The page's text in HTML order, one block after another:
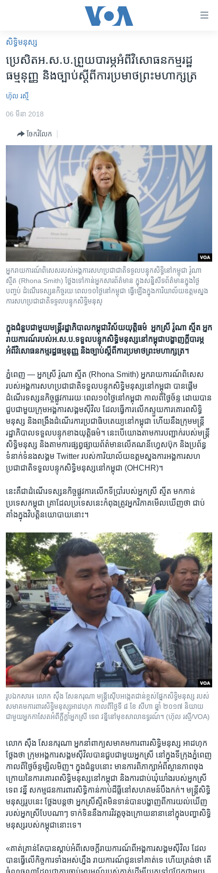
គេហទំព័រ​
ទាក់ទង
រំលង​
និង​
ចូល​
ទំព័រ​
ទៅ​
រំលង​
ទៅ​
កាន់​
ទំព័រ​
រក
អន្តរជាតិ
កម្ពុជាច្នៃប្រតិដ្ឋ
ព្រឹត្តិការណ៍ព័ត៌មាន
ទូរទស្សន៍ / វីដេអូ​
វិទ្យុ / ផតខាសថ៍
កម្មវិធីទាំងអស់
Khmer English
បណ្តាញ​សង្គម
ភាសា
សិទ្ធិ​មនុស្ស
ប្រេសិត​អ.ស.ប.​​ព្រួយ​បារម្ភ​អំពី​វិសោធន​កម្ម​រដ្ឋ​
ធម្មនុញ្ញ​ និង​ច្បាប់​ស្តីពី​ការ​ប្រមាថ​ព្រះ​មហា​ក្សត្រ
ហ៊ុល រស្មី
06 មីនា 2018
ចែករំលែក
អ្នករាយការណ៍ពិសេសរបស់អង្គការសហប្រជាជាតិទទួលបន្ទុកសិទ្ធិនៅកម្ពុជា រ៉ូណា
ស្មីត (Rhona Smith) ថ្លែងទៅកាន់អ្នកសារព័ត៌មាន ក្នុងសន្និសីទព័ត៌មានក្នុងថ្ងៃ
បញ្ចប់ ដំណើរទស្សនកិច្ចរយៈពេល១០ថ្ងៃនៅកម្ពុជា ធ្វើឡើងក្នុងការិយាល័យឧត្តមស្នង
ការសហប្រជាជាតិទទួលបន្ទុកសិទ្ធិមនុស្
ក្នុង​ជំនួប​ជាមួយ​មន្ត្រី​រដ្ឋាភិបាល​កម្ពុជា​​វិស័យយុត្តិធម៌ ​ ​អ្នកស្រី​ រ៉ូណា​ ស្មីត​ អ្នក​
រាយការណ៍​របស់​​​អ.ស.ប.​​ទទួល​បន្ទុក​សិទ្ធិ​មនុស្ស​នៅ​កម្ពុជា​​បង្ហាញ​ក្តី​បារម្ភ​
អំពី​វិសោធន​កម្ម​រដ្ឋ​ធម្មនុញ្ញ​ និង​ច្បាប់​ស្តីពី​ការ​ប្រមាថ​ព្រះ​មហា​ក្សត្រ។
ភ្នំពេញ — អ្នកស្រី​ រ៉ូណា ស្មីត​ (Rhona Smith) ​អ្នក​រាយ​ការណ៍​ពិសេស​
របស់​អង្គការ​សហ​ប្រជាជាតិ​ទទួល​បន្ទុក​សិទ្ធិ​មនុស្ស​នៅ​កម្ពុជា ​បាន​ផ្តើម​
ដំណើរ​ទស្សនកិច្ច​ផ្លូវការ​រយៈ​ពេល​១០ថ្ងៃ​នៅ​កម្ពុជា​ កាលពី​ថ្ងៃ​ច័ន្ទ​ ដោយ​បាន​
ជួប​ជាមួយ​ក្រុម​អង្គការ​សង្គម​ស៊ីវិល​ ដែល​ធ្វើការ​លើក​ស្ទួយ​ការ​គោរព​សិទ្ធិ​
មនុស្ស​ និង​ពង្រឹង​ដំណើរ​ការ​ប្រជា​ធិបតេយ្យ​នៅ​កម្ពុជា​ ​ហើយនឹង​ក្រុម​មន្ត្រី​
រដ្ឋាភិបាល​ទទួល​បន្ទុក​ខាងយុត្តិ​ធម៌។ ​នេះ​បើយោង​តាម​ការ​បញ្ជាក់​របស់​មន្ត្រី​
សិទ្ធិ​មនុស្ស ​និង​តាម​ការ​ផ្សព្វផ្សាយ​ព័ត៌មាន​លើ​គណនី​ហ្វេស​ប៊ុក​ និង​ប្រព័ន្ធ​
ទំនាក់​ទំនង​សង្គម​ Twitter ​របស់ការិយាល័យ​ឧត្ដម​ស្នងការ​អង្គការ​សហ​
ប្រជាជាតិ​ទទួល​បន្ទុក​សិទ្ធិ​មនុស្ស​នៅ​កម្ពុជា ​(OHCHR)។​
នេះ​គឺជា​ដំណើរ​ទស្សន​កិច្ច​ផ្លូវ​ការ​លើក​ទីប្រាំ​របស់​អ្នកស្រី​ ស្មីត​ មក​កាន់​
ប្រទេស​កម្ពុជា​ គ្រា​ដែល​ប្រទេស​នេះ​កំពុង​ត្រូវ​អ្នក​វិភាគ​មើល​ឃើញ​ថា​ ជាប់​
គាំង​ក្នុង​វិបត្តិ​នយោបាយ​នោះ។​
រូបឯកសារ៖ លោក​ ស៊ឹង សែនករុណា​ មន្ត្រីស៊ើបអង្កេត​ជាន់​ខ្ពស់​ផ្នែកសិទ្ធិមនុស្ស​ របស់​
សមាគម​ការពារ​សិទ្ធិ​មនុស្ស​អាដហុក​ កាលពីថ្ងៃ​ទី​ ៨​ ខែ សីហា​ ឆ្នាំ​ ២០១៧​ និយាយ​
ជាមួយ​អ្នកកាសែត​អំពី​ក្តីក្តាំ​អ្នកស្រី​ ទេព វន្នី​នៅ​មុខ​សាលា​ឧទ្ធរណ៍។ (ហ៊ុល រស្មី/VOA)
លោក​ ស៊ឹង សែនករុណា​ អ្នក​នាំពាក្យ​សមាគម​ការ​ពារ​សិទ្ធិ​មនុស្ស​ អាដហុក​
ថ្លែង​ថា​ ក្រុម​អង្គការ​សង្គម​ស៊ីវិល​បាន​ជួប​ជាមួយ​អ្នកស្រី​ នៅ​ក្នុង​ទីក្រុង​ភ្នំពេញ​
កាល​ពីថ្ងៃ​ច័ន្ទម្សិល​មិញ។ ​ក្នុង​ជំនួប​នោះ​ មាន​ការ​ពិភាក្សា​អំពី​ស្ថានភាព​ចុង​
ក្រោយ​នៃ​ការ​គោរព​សិទ្ធិ​មនុស្ស​នៅ​កម្ពុជា​ និង​ការ​ជាប់​ឃុំឃាំង​របស់​អ្នកស្រី​
ទេព វន្នី​ សកម្ម​ជន​ការពារ​សិទ្ធិ​កាន់​កាប់​ដីធ្លី​នៅ​សហគមន៍​បឹងកក់។ ​មន្ត្រី​សិទិ្ធ​
មនុស្ស​រូប​នេះ​ ថ្លែង​បន្ត​ថា ​អ្នក​ស្រី​ស្មីត​មិនទាន់​បាន​បង្ហាញ​ពី​ការ​យល់​ឃើញ​
របស់​អ្នកស្រី​បែប​ណាៗ​ ​ទាក់​ទិន​នឹង​ការ​វិវត្ត​ចុង​ក្រោយ​នានា​នៅ​ក្នុង​បញ្ហា​សិទ្ធិ​
មនុស្ស​របស់​កម្ពុជា​នោះ​ទេ។​
«គាត់​គ្រាន់តែ​បានស្តាប់​អំពី​សេចក្តី​រាយ​ការណ៍​ពី​អង្គការ​សង្គម​ស៊ីវិល​ ដែល​
បាន​ធ្វើ​លើ​កិច្ច​ការ​ទាំង​អស់​ហ្នឹង​ រាយ​ការណ៍​ជូនទៅ​គាត់​ទេ​ ហើយ​ត្រង់​ថា​ តើ​